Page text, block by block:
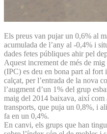
Els preus van pujar un 0,6% al
acumulada de l’any al -0,4% i
dades fetes públiques ahir pel
Aquest increment de més de
(IPC) es deu en bona part al fort
calçat, per l’entrada de la nova
l’augment d’un 1% del grup
maig del 2014 baixava, així com
transports, que puja un 0,8%, i
fa en un 0,4%.
En canvi, els grups que han